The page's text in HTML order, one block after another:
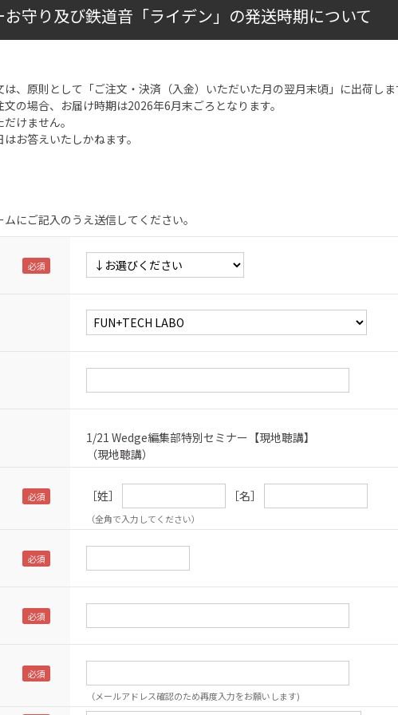
お守り及び鉄道音「ライデン」の発送時期について
、原則として「ご注文・決済（入金）いただいた月の翌月末頃」に出荷しま
の場合、お届け時期は2026年6月末ごろとなります。
けません。
お答えいたしかねます。
にご記入のうえ送信してください。
1/21 Wedge編集部特別セミナー【現地聴講】
（現地聴講）
［姓］ ［名］
（全角で入力してください）
（メールアドレス確認のため再度入力をお願いします)